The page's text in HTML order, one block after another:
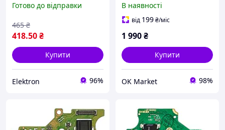
компонентами Original
ремонту
Готово до відправки
418.50₴
465 ₴
Купити
Elektron 96%
чорний Tonor
В наявності
від 199₴/міс
1 990₴
Купити
OK Market 98%